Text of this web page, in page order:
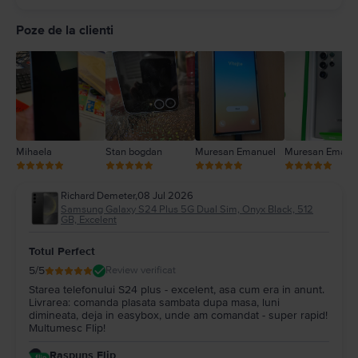
2
1
Poze de la clienti
Mihaela Stan bogdan Muresan Emanuel Muresan
Richard Demeter,08 Jul 2026
Samsung Galaxy S24 Plus 5G Dual Sim, Onyx Black, 512
GB, Excelent
Totul Perfect
5/5 Review verificat
Starea telefonului S24 plus - excelent, asa cum era in anunt.
Livrarea: comanda plasata sambata dupa masa, luni
dimineata, deja in easybox, unde am comandat - super rapid!
Multumesc Flip!
Raspuns Flip